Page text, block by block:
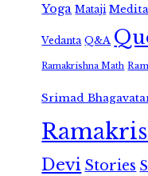
Yoga Mataji
Vedanta Q&A
Ramakrishna Math
Srimad
Devi Stories